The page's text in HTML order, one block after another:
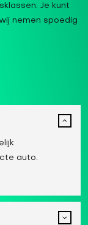
Je kunt
nemen spoedig
auto.